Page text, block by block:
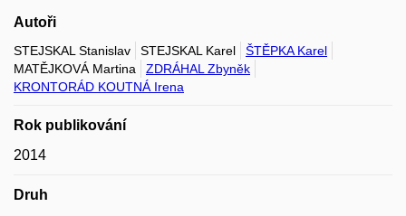
Autoři
STEJSKAL Stanislav STEJSKAL Karel
ŠTĚPKA Karel
MATĚJKOVÁ Martina
ZDRÁHAL Zbyněk
KRONTORÁD KOUTNÁ Irena
Rok publikování
2014
Druh